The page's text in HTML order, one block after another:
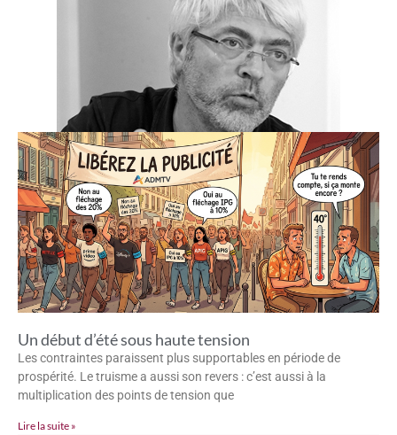
Un début d’été sous haute tension
Les contraintes paraissent plus supportables en période de
prospérité. Le truisme a aussi son revers : c’est aussi à la
multiplication des points de tension que
Lire la suite »